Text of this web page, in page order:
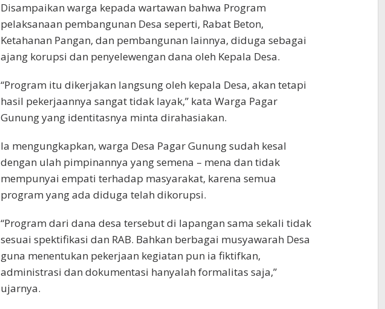
Disampaikan warga kepada wartawan bahwa Program
pelaksanaan pembangunan Desa seperti, Rabat Beton,
Ketahanan Pangan, dan pembangunan lainnya, diduga sebagai
ajang korupsi dan penyelewengan dana oleh Kepala Desa.
“Program itu dikerjakan langsung oleh kepala Desa, akan tetapi
hasil pekerjaannya sangat tidak layak,” kata Warga Pagar
Gunung yang identitasnya minta dirahasiakan.
Ia mengungkapkan, warga Desa Pagar Gunung sudah kesal
dengan ulah pimpinannya yang semena – mena dan tidak
mempunyai empati terhadap masyarakat, karena semua
program yang ada diduga telah dikorupsi.
“Program dari dana desa tersebut di lapangan sama sekali tidak
sesuai spektifikasi dan RAB. Bahkan berbagai musyawarah Desa
guna menentukan pekerjaan kegiatan pun ia fiktifkan,
administrasi dan dokumentasi hanyalah formalitas saja,”
ujarnya.